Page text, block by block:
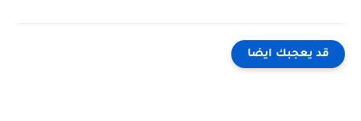
قد يعجبك ايضا